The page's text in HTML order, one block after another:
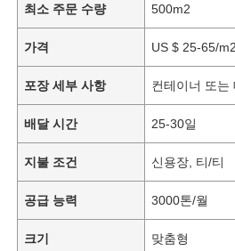
최소 주문 수량 500m2
가격 US $ 25-65/m2
포장 세부 사항 컨테이너 또는
배달 시간 25-30일
지불 조건 신용장, 티/티
공급 능력 3000톤/월
크기 맞춤형